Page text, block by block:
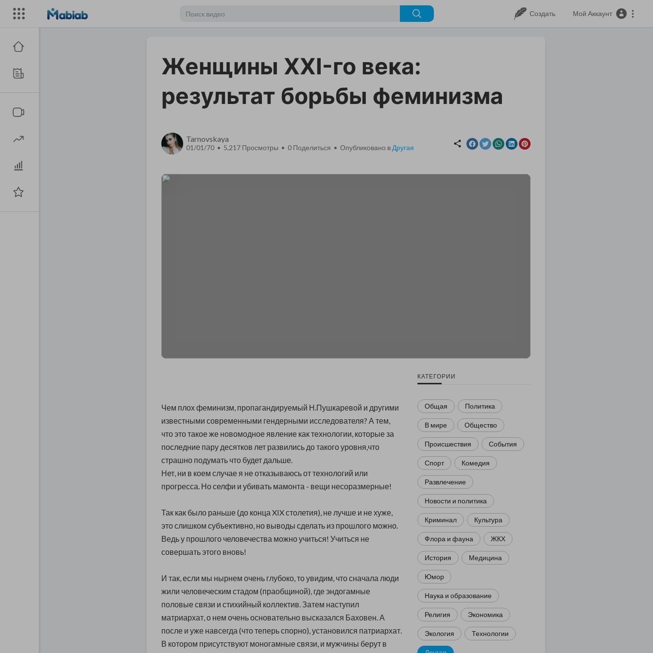
Создать Мой Аккаунт
Женщины XXI-го века:
результат борьбы феминизма
Tarnovskaya
01/01/70 • 5,217 Просмотры • 0 Поделиться • Опубликовано в Другая
Чем плох феминизм, пропагандируемый Н.Пушкаревой и другими
известными современными гендерными исследователя? А тем,
что это такое же новомодное явление как технологии, которые за
последние пару десятков лет развились до такого уровня,что
страшно подумать что будет дальше.
Нет, ни в коем случае я не отказываюсь от технологий или
прогресса. Но селфи и убивать мамонта - вещи несоразмерные!
Так как было раньше (до конца XIX столетия), не лучше и не хуже,
это слишком субъективно, но выводы сделать из прошлого можно.
Ведь у прошлого человечества можно учиться! Учиться не
совершать этого вновь!
И так, если мы нырнем очень глубоко, то увидим, что сначала люди
жили человеческим стадом (праобщиной), где эндогамные
половые связи и стихийный коллектив. Затем наступил
матриархат, о нем очень основательно высказался Баховен. А
после и уже навсегда (что теперь спорно), установился патриархат.
В котором присутствуют моногамные связи, и мужчины берут в
КАТЕГОРИИ
Общая Политика
В мире Общество
Происшествия События
Спорт Комедия
Развлечение
Новости и политика
Криминал Культура
Флора и фауна ЖКХ
История Медицина
Юмор
Наука и образование
Религия Экономика
Экология Технологии